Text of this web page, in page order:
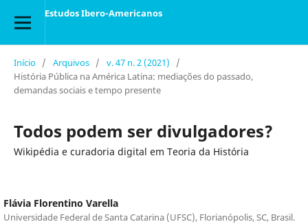
Estudos Ibero-Americanos
Início / Arquivos / v. 47 n. 2 (2021)
/
História Pública na América Latina: mediações do passado,
demandas sociais e tempo presente
Todos podem ser divulgadores?
Wikipédia e curadoria digital em Teoria da História
Flávia Florentino Varella
Universidade Federal de Santa Catarina (UFSC), Florianópolis, SC, Brasil.